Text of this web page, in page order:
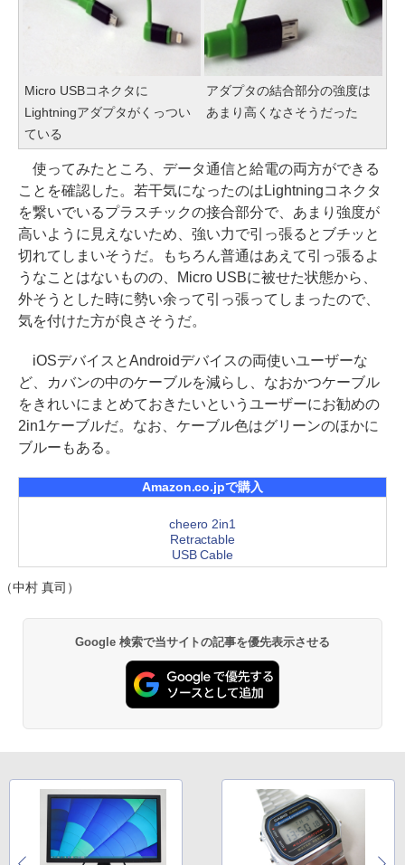
Micro USBコネクタに
Lightningアダプタがくっつい
ている
アダプタの結合部分の強度は
あまり高くなさそうだった
使ってみたところ、データ通信と給電の両方ができる
ことを確認した。若干気になったのはLightningコネクタ
を繋いでいるプラスチックの接合部分で、あまり強度が
高いように見えないため、強い力で引っ張るとブチッと
切れてしまいそうだ。もちろん普通はあえて引っ張るよ
うなことはないものの、Micro USBに被せた状態から、
外そうとした時に勢い余って引っ張ってしまったので、
気を付けた方が良さそうだ。
iOSデバイスとAndroidデバイスの両使いユーザーな
ど、カバンの中のケーブルを減らし、なおかつケーブル
をきれいにまとめておきたいというユーザーにお勧めの
2in1ケーブルだ。なお、ケーブル色はグリーンのほかに
ブルーもある。
Amazon.co.jpで購入
cheero 2in1
Retractable
USB Cable
（中村 真司）
Google 検索で当サイトの記事を優先表示させる